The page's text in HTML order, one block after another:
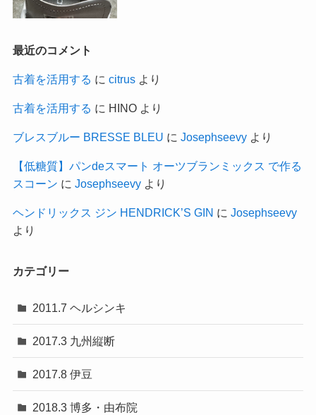
最近のコメント
古着を活用する に citrusより
古着を活用する に HINOより
ブレスブルー BRESSE BLEU に Josephseevyより
【低糖質】パンdeスマート オーツブランミックス で作る
スコーン に Josephseevyより
ヘンドリックス ジン HENDRICK’S GIN に Josephseevy
より
カテゴリー
2011.7 ヘルシンキ
2017.3 九州縦断
2017.8 伊豆
2018.3 博多・由布院